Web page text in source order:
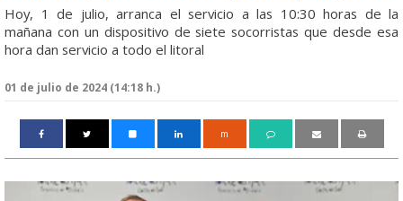
Hoy, 1 de julio, arranca el servicio a las 10:30 horas de la
mañana con un dispositivo de siete socorristas que desde esa
hora dan servicio a todo el litoral
01 de julio de 2024 (14:18 h.)
m